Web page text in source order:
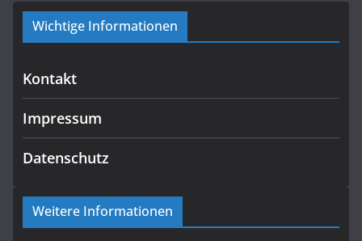
Wichtige Informationen
Kontakt
Impressum
Datenschutz
Weitere Informationen